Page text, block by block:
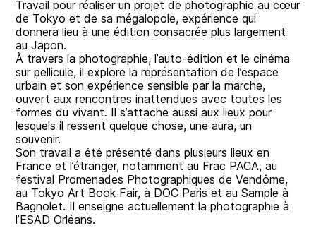
Travail pour réaliser un projet de photographie au cœur
de Tokyo et de sa mégalopole, expérience qui
donnera lieu à une édition consacrée plus largement
au Japon.
À travers la photographie, l’auto-édition et le cinéma
sur pellicule, il explore la représentation de l’espace
urbain et son expérience sensible par la marche,
ouvert aux rencontres inattendues avec toutes les
formes du vivant. Il s’attache aussi aux lieux pour
lesquels il ressent quelque chose, une aura, un
souvenir.
Son travail a été présenté dans plusieurs lieux en
France et l’étranger, notamment au Frac PACA, au
festival Promenades Photographiques de Vendôme,
au Tokyo Art Book Fair, à DOC Paris et au Sample à
Bagnolet. Il enseigne actuellement la photographie à
l’ESAD Orléans.